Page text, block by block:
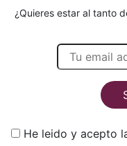
¿Quieres estar al tanto
He leido